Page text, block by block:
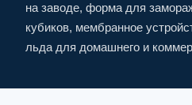
на заводе, форма для
кубиков, мембранное
льда для домашнего и